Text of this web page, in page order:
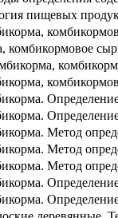
пищевых
комбикормовое
Метод
Метод
Метод